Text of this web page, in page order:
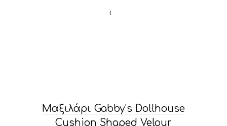
Μαξιλάρι Gabby’s Dollhouse
Cushion Shaped Velour